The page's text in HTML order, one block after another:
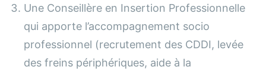
Une Conseillère en Insertion Professionnelle
qui apporte l’accompagnement socio
professionnel (recrutement des CDDI, levée
des freins périphériques, aide à la